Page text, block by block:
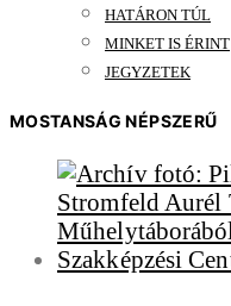
HATÁRON TÚL
MINKET IS ÉRINT
JEGYZETEK
MOSTANSÁG NÉPSZERŰ